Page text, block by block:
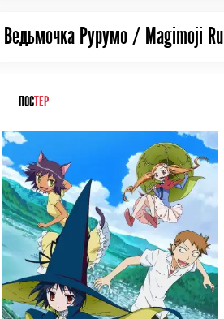
Ведьмочка Рурумо / Magimoji
ПОСТЕР